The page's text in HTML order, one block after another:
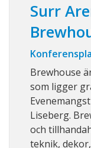
Surr
Brewhouse
som ligger
Liseberg.
och
teknik,